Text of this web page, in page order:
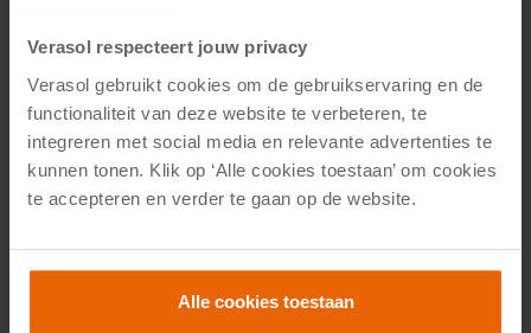
Verasol respecteert jouw privacy
Verasol gebruikt cookies om de gebruikservaring en de
functionaliteit van deze website te verbeteren, te
integreren met social media en relevante advertenties te
kunnen tonen. Klik op ‘Alle cookies toestaan’ om cookies
te accepteren en verder te gaan op de website.
Alle cookies toestaan
5. Verlichting en sfeerelementen
De juisteverlichtingkan een wereld van verschil maken in
je tuin. Sfeervolle tuinverlichting is een trend die in 2024
alleen maar groter wordt. Denk aan solar lichten, LED-strips
magische plek zodra de zon ondergaat.